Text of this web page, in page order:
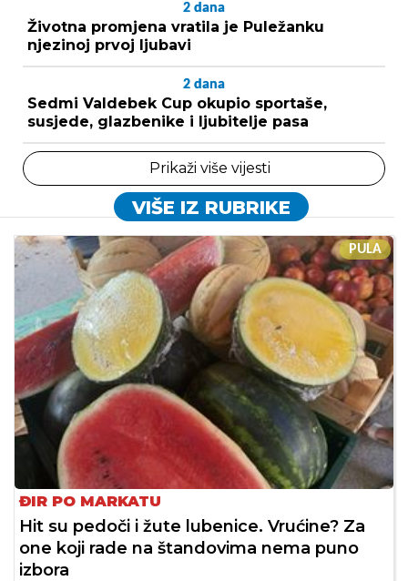
2 dana
Životna promjena vratila je Puležanku
njezinoj prvoj ljubavi
2 dana
Sedmi Valdebek Cup okupio sportaše,
susjede, glazbenike i ljubitelje pasa
Prikaži više vijesti
VIŠE IZ RUBRIKE
PULA
ĐIR PO MARKATU
Hit su pedoči i žute lubenice. Vrućine? Za
one koji rade na štandovima nema puno
izbora